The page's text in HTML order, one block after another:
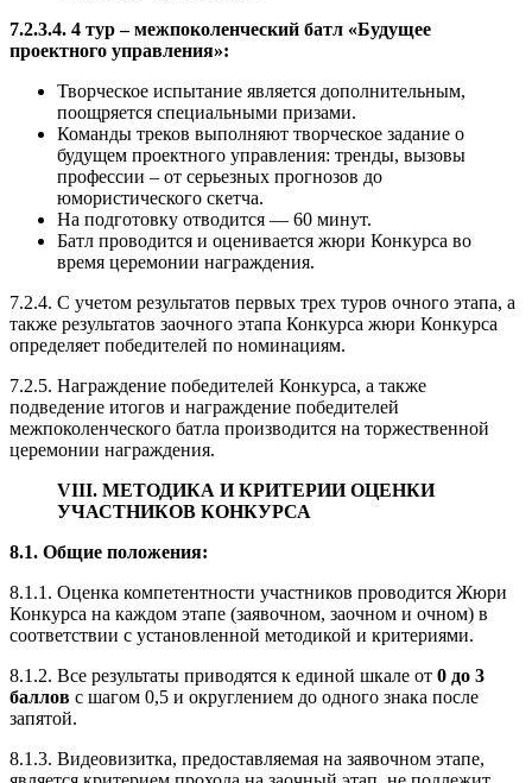
7.2.3.4. 4 тур – межпоколенческий батл «Будущее
проектного управления»:
Творческое испытание является дополнительным,
поощряется специальными призами.
Команды треков выполняют творческое задание о
будущем проектного управления: тренды, вызовы
профессии – от серьезных прогнозов до
юмористического скетча.
На подготовку отводится — 60 минут.
Батл проводится и оценивается жюри Конкурса во
время церемонии награждения.
7.2.4. С учетом результатов первых трех туров очного этапа, а
также результатов заочного этапа Конкурса жюри Конкурса
определяет победителей по номинациям.
7.2.5. Награждение победителей Конкурса, а также
подведение итогов и награждение победителей
межпоколенческого батла производится на торжественной
церемонии награждения.
VIII. МЕТОДИКА И КРИТЕРИИ ОЦЕНКИ
УЧАСТНИКОВ КОНКУРСА
8.1. Общие положения:
8.1.1. Оценка компетентности участников проводится Жюри
Конкурса на каждом этапе (заявочном, заочном и очном) в
соответствии с установленной методикой и критериями.
8.1.2. Все результаты приводятся к единой шкале от 0 до 3
баллов с шагом 0,5 и округлением до одного знака после
запятой.
8.1.3. Видеовизитка, предоставляемая на заявочном этапе,